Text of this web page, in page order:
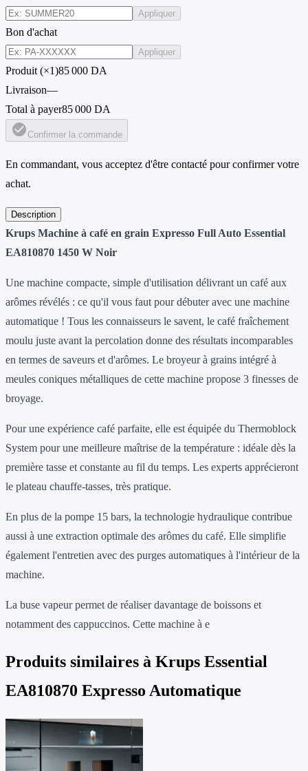
Appliquer
Bon d'achat
Appliquer
Produit (×1)85 000 DA
Livraison—
Total à payer85 000 DA
check_circle Confirmer la commande
En commandant, vous acceptez d'être contacté pour confirmer votre
achat.
Description
Krups Machine à café en grain Expresso Full Auto Essential
EA810870 1450 W Noir
Une machine compacte, simple d'utilisation délivrant un café aux
arômes révélés : ce qu'il vous faut pour débuter avec une machine
automatique ! Tous les connaisseurs le savent, le café fraîchement
moulu juste avant la percolation donne des résultats incomparables
en termes de saveurs et d'arômes. Le broyeur à grains intégré à
meules coniques métalliques de cette machine propose 3 finesses de
broyage.
Pour une expérience café parfaite, elle est équipée du Thermoblock
System pour une meilleure maîtrise de la température : idéale dès la
première tasse et constante au fil du temps. Les experts apprécieront
le plateau chauffe-tasses, très pratique.
En plus de la pompe 15 bars, la technologie hydraulique contribue
aussi à une extraction optimale des arômes du café. Elle simplifie
également l'entretien avec des purges automatiques à l'intérieur de la
machine.
La buse vapeur permet de réaliser davantage de boissons et
notamment des cappuccinos. Cette machine à e
Produits similaires à Krups Essential
EA810870 Expresso Automatique